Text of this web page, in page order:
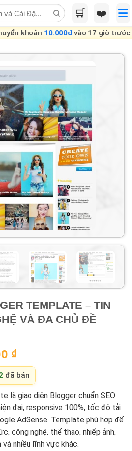
🛒 ❤️
10.000đvào 17 giờ trước •Quân Lê
TEMPLATE – TIN
VÀ ĐA CHỦ ĐỀ
₫.
₫Current
price
is:
25.000 ₫.
đã bán
là giao diện Blogger chuẩn SEO
đại, responsive 100%, tốc độ tải
AdSense. Template phù hợp để
công nghệ, thể thao, nhiếp ảnh,
nhiều lĩnh vực khác.